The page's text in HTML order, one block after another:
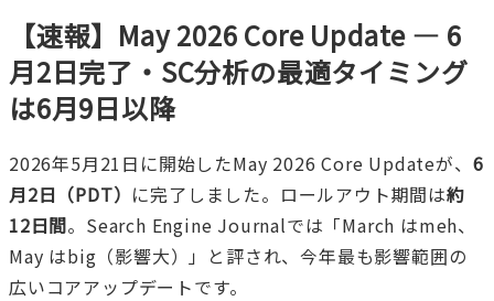
【速報】May 2026 Core Update — 6
月2日完了・SC分析の最適タイミング
は6月9日以降
2026年5月21日に開始したMay 2026 Core Updateが、 6
月2日（PDT） に完了しました。ロールアウト期間は約
12日間。Search Engine Journalでは「March はmeh、
May はbig（影響大）」と評され、今年最も影響範囲の
広いコアアップデートです。